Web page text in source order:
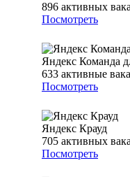
896 активных
Посмотреть
Яндекс Команда
633 активные
Посмотреть
Яндекс Крауд
705 активных
Посмотреть